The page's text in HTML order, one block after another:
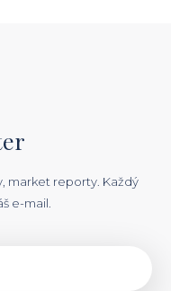
market reporty. Každý
e-mail.